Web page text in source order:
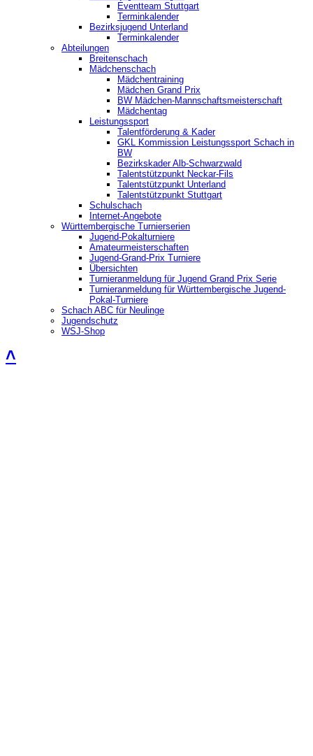
‎Eventteam Stuttgart
Terminkalender
Bezirksjugend Unterland
Terminkalender
Abteilungen
Breitenschach
Mädchenschach
Mädchentraining
Mädchen Grand Prix
BW Mädchen-Mannschaftsmeisterschaft
Mädchentag
Leistungssport
Talentförderung & Kader
GKL Kommission Leistungssport Schach in
BW
Bezirkskader Alb-Schwarzwald
Talentstützpunkt Neckar-Fils
Talentstützpunkt Unterland
Talentstützpunkt Stuttgart
Schulschach
Internet-Angebote
Württembergische Turnierserien
Jugend-Pokalturniere
Amateurmeisterschaften
Jugend-Grand-Prix Turniere
Übersichten
Turnieranmeldung für Jugend Grand Prix Serie
Turnieranmeldung für Württembergische Jugend-
Pokal-Turniere
Schach ABC für Neulinge
Jugendschutz
WSJ-Shop
˄